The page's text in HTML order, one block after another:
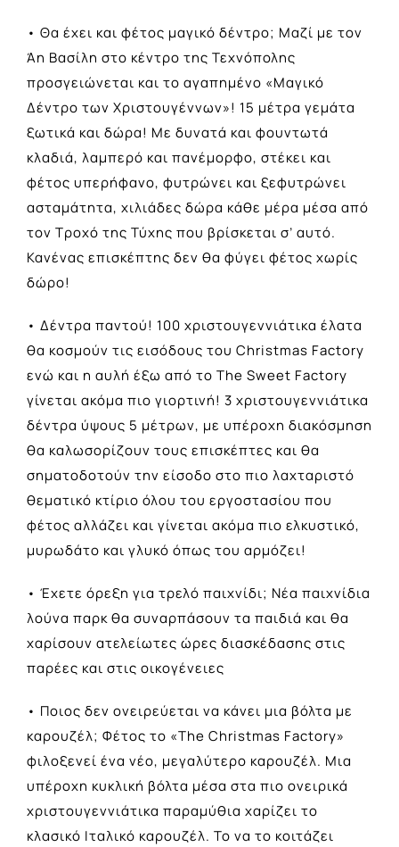
• Θα έχει και φέτος μαγικό δέντρο; Μαζί με τον
Άη Βασίλη στο κέντρο της Τεχνόπολης
προσγειώνεται και το αγαπημένο «Μαγικό
Δέντρο των Χριστουγέννων»! 15 μέτρα γεμάτα
ξωτικά και δώρα! Με δυνατά και φουντωτά
κλαδιά, λαμπερό και πανέμορφο, στέκει και
φέτος υπερήφανο, φυτρώνει και ξεφυτρώνει
ασταμάτητα, χιλιάδες δώρα κάθε μέρα μέσα από
τον Τροχό της Τύχης που βρίσκεται σ’ αυτό.
Κανένας επισκέπτης δεν θα φύγει φέτος χωρίς
δώρο!
• Δέντρα παντού! 100 χριστουγεννιάτικα έλατα
θα κοσμούν τις εισόδους του Christmas Factory
ενώ και η αυλή έξω από το The Sweet Factory
γίνεται ακόμα πιο γιορτινή! 3 χριστουγεννιάτικα
δέντρα ύψους 5 μέτρων, με υπέροχη διακόσμηση
θα καλωσορίζουν τους επισκέπτες και θα
σηματοδοτούν την είσοδο στο πιο λαχταριστό
θεματικό κτίριο όλου του εργοστασίου που
φέτος αλλάζει και γίνεται ακόμα πιο ελκυστικό,
μυρωδάτο και γλυκό όπως του αρμόζει!
• Έχετε όρεξη για τρελό παιχνίδι; Νέα παιχνίδια
λούνα παρκ θα συναρπάσουν τα παιδιά και θα
χαρίσουν ατελείωτες ώρες διασκέδασης στις
παρέες και στις οικογένειες
• Ποιος δεν ονειρεύεται να κάνει μια βόλτα με
καρουζέλ; Φέτος το «The Christmas Factory»
φιλοξενεί ένα νέο, μεγαλύτερο καρουζέλ. Μια
υπέροχη κυκλική βόλτα μέσα στα πιο ονειρικά
χριστουγεννιάτικα παραμύθια χαρίζει το
κλασικό Ιταλικό καρουζέλ. Το να το κοιτάζει